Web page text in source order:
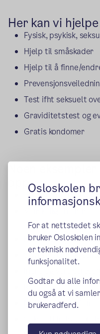
Osloskolen
For at nettstedet
bruker Osloskolen
er teknisk
funksjonalitet.
Godtar du alle
du også at vi
brukeradferd.
Her kan vi
Fysisk, psykisk,
Hjelp til småskader
Hjelp til å finne/
Test ifht seksuelt
Graviditetstest og
Gratis kondomer
Noen eksempler
opp:
Trivsel / problemer
Vanskelige
dødsfall
Spørsmål om
Rus
Mobbing, isolasjon
Seksuell helse,